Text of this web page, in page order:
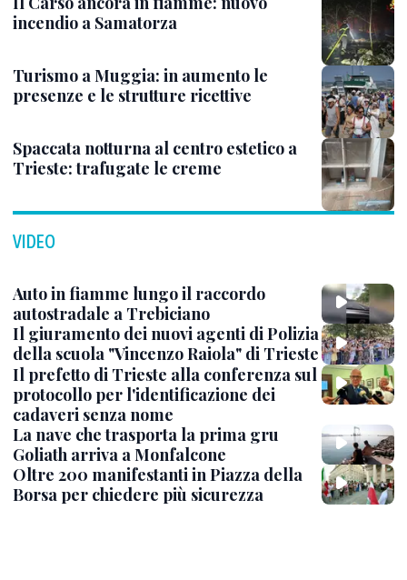
incendio a Samatorza
Turismo a Muggia: in aumento le
presenze e le strutture ricettive
Spaccata notturna al centro estetico a
Trieste: trafugate le creme
VIDEO
Auto in fiamme lungo il raccordo
autostradale a Trebiciano
Il giuramento dei nuovi agenti di Polizia
della scuola "Vincenzo Raiola" di Trieste
Il prefetto di Trieste alla conferenza sul
protocollo per l'identificazione dei
cadaveri senza nome
La nave che trasporta la prima gru
Goliath arriva a Monfalcone
Oltre 200 manifestanti in Piazza della
Borsa per chiedere più sicurezza